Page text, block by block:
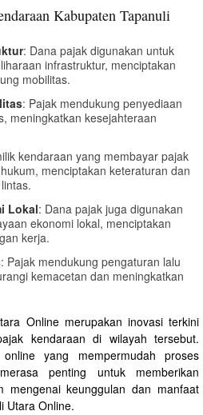
Kabupaten Tapanuli
: Dana pajak digunakan untuk
infrastruktur, menciptakan
mobilitas.
: Pajak mendukung penyediaan
meningkatkan kesejahteraan
kendaraan yang membayar pajak
menciptakan keteraturan dan
Lokal: Dana pajak juga digunakan
ekonomi lokal, menciptakan
kerja.
: Pajak mendukung pengaturan lalu
kemacetan dan meningkatkan
Online merupakan inovasi terkini
kendaraan di wilayah tersebut.
yang mempermudah proses
penting untuk memberikan
mengenai keunggulan dan manfaat
Utara Online.